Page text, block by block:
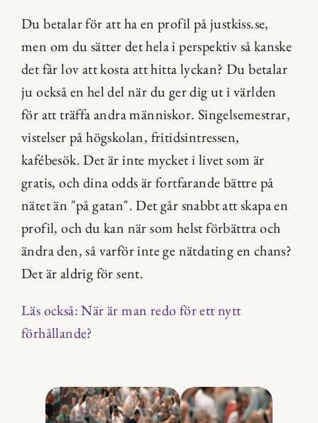
Du betalar för att ha en profil på justkiss.se,
men om du sätter det hela i perspektiv så kanske
det får lov att kosta att hitta lyckan? Du betalar
ju också en hel del när du ger dig ut i världen
för att träffa andra människor. Singelsemestrar,
vistelser på högskolan, fritidsintressen,
kafébesök. Det är inte mycket i livet som är
gratis, och dina odds är fortfarande bättre på
nätet än "på gatan". Det går snabbt att skapa en
profil, och du kan när som helst förbättra och
ändra den, så varför inte ge nätdating en chans?
Det är aldrig för sent.
Läs också: När är man redo för ett nytt
förhållande?